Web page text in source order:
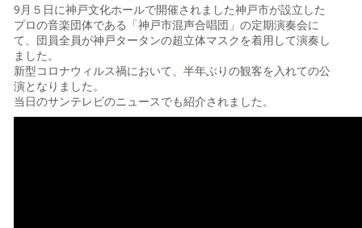
9月５日に神戸文化ホールで開催されました神戸市が設立した
プロの音楽団体である「神戸市混声合唱団」の定期演奏会に
て、団員全員が神戸タータンの超立体マスクを着用して演奏し
ました。
新型コロナウィルス禍において、半年ぶりの観客を入れての公
演となりました。
当日のサンテレビのニュースでも紹介されました。